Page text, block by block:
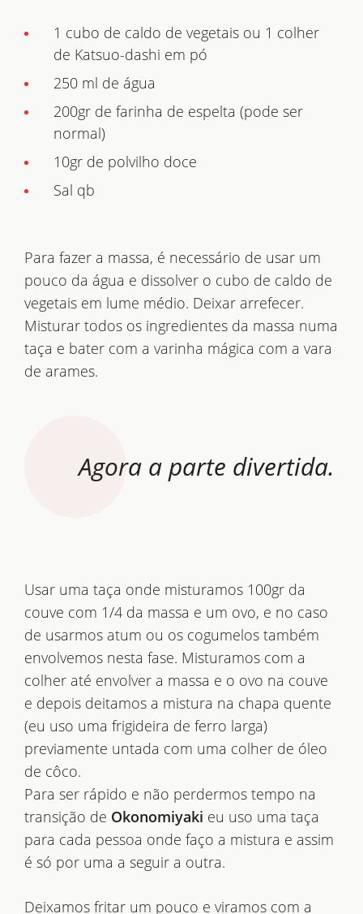
1 cubo de caldo de vegetais ou 1 colher
de Katsuo-dashi em pó
250 ml de água
200gr de farinha de espelta (pode ser
normal)
10gr de polvilho doce
Sal qb
Para fazer a massa, é necessário de usar um
pouco da água e dissolver o cubo de caldo de
vegetais em lume médio. Deixar arrefecer.
Misturar todos os ingredientes da massa numa
taça e bater com a varinha mágica com a vara
de arames.
Agora a parte divertida.
Usar uma taça onde misturamos 100gr da
couve com 1/4 da massa e um ovo, e no caso
de usarmos atum ou os cogumelos também
envolvemos nesta fase. Misturamos com a
colher até envolver a massa e o ovo na couve
e depois deitamos a mistura na chapa quente
(eu uso uma frigideira de ferro larga)
previamente untada com uma colher de óleo
de côco.
Para ser rápido e não perdermos tempo na
transição de Okonomiyaki eu uso uma taça
para cada pessoa onde faço a mistura e assim
é só por uma a seguir a outra.
Deixamos fritar um pouco e viramos com a